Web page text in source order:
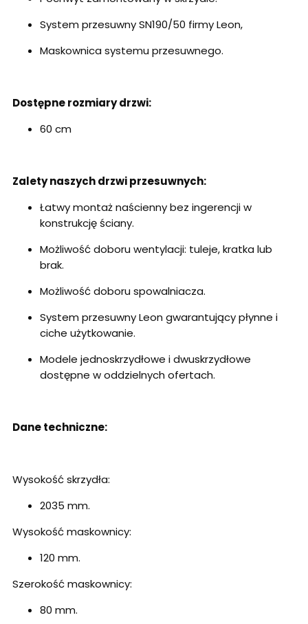
System przesuwny SN190/50 firmy Leon,
Maskownica systemu przesuwnego.
Dostępne rozmiary drzwi:
60 cm
Zalety naszych drzwi przesuwnych:
Łatwy montaż naścienny bez ingerencji w
konstrukcję ściany.
Możliwość doboru wentylacji: tuleje, kratka lub
brak.
Możliwość doboru spowalniacza.
System przesuwny Leon gwarantujący płynne i
ciche użytkowanie.
Modele jednoskrzydłowe i dwuskrzydłowe
dostępne w oddzielnych ofertach.
Dane techniczne:
Wysokość skrzydła:
2035 mm.
Wysokość maskownicy:
120 mm.
Szerokość maskownicy:
80 mm.